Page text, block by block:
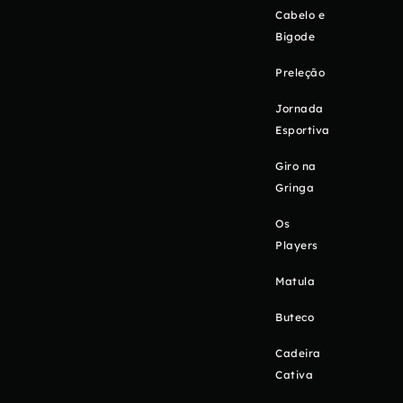
Cabelo e
Bigode
Preleção
Jornada
Esportiva
Giro na
Gringa
Os
Players
Matula
Buteco
Cadeira
Cativa